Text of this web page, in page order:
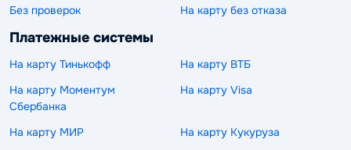
Без проверок
На карту без отказа
Платежные системы
На карту Тинькофф
На карту ВТБ
На карту Моментум
Сбербанка
На карту Visa
На карту МИР
На карту Кукуруза